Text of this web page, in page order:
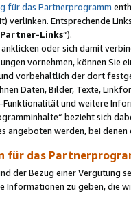
für das Partnerprogramm
verlinken. Entsprechende
Partner-Links“).
oder sich damit
vornehmen, können Sie
vorbehaltlich der dort
Daten, Bilder, Texte,
und weitere
bezieht sich
angeboten werden, bei
für das
der Bezug einer Vergütung
Informationen zu geben, die